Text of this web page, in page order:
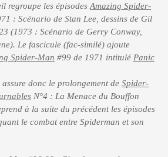
regroupe les épisodes Amazing Spider-
: Scénario de Stan Lee, dessins de Gil
(1973 : Scénario de Gerry Conway,
Le fascicule (fac-similé) ajoute
Spider-Man #99 de 1971 intitulé Panic
assure donc le prolongement de Spider-
N°4 : La Menace du Bouffon
à la suite du précédent les épisodes
le combat entre Spiderman et son